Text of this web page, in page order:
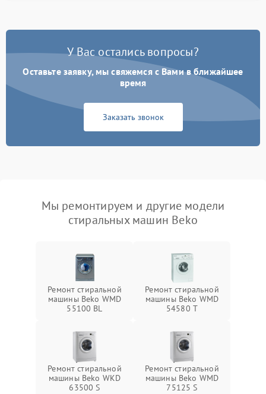
У Вас остались вопросы?
Оставьте заявку, мы свяжемся с Вами в ближайшее
время
Заказать звонок
Мы ремонтируем и другие модели
стиральных машин Beko
Ремонт стиральной
машины Beko WMD
55100 BL
Ремонт стиральной
машины Beko WMD
54580 T
Ремонт стиральной
машины Beko WKD
63500 S
Ремонт стиральной
машины Beko WMD
75125 S